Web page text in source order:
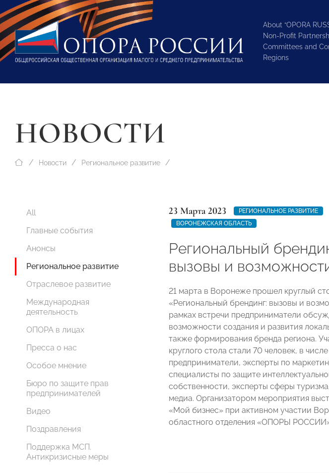
About “OPORA
Non-Profit
Committees and
Regions
НОВОСТИ
Новости Региональное развитие
All
Главные события
Анонсы
Региональное развитие
Отраслевое развитие
Международная
деятельность
ОПОРА в лицах
Пресса о нас
Особое мнение
Бюро по защите прав
предпринимателей
Видео
Поздравления
Поддержка МСП.
Антикризисные меры
23 Марта 2023
РЕГИОНАЛЬНОЕ РАЗВИТИЕ
ВОРОНЕЖСКАЯ ОБЛАСТЬ
Региональный
вызовы и
21 марта в Воронеже прошел круглый
«Региональный брендинг: вызовы и
рамках встречи предприниматели
возможности создания и развития
также формирования бренда региона.
круглого стола стали 70 человек, в
предприниматели, эксперты по
специалисты по защите
собственности, эксперты сферы
медиа. Организатором мероприятия
«Мой бизнес» при активном участии
областного отделения «ОПОРЫ